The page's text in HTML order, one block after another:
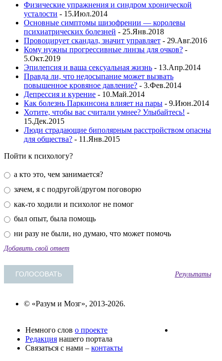
Физические упражнения и синдром хронической
усталости - 15.Июл.2014
Основные симптомы шизофрении — королевы
психиатрических болезней - 25.Янв.2018
Провоцирует скандал, значит управляет - 29.Авг.2016
Кому нужны прогрессивные линзы для очков? -
5.Окт.2019
Эпилепсия и ваша сексуальная жизнь - 13.Апр.2014
Правда ли, что недосыпание может вызвать
повышенное кровяное давление? - 3.Фев.2014
Депрессия и курение - 10.Май.2014
Как болезнь Паркинсона влияет на пары - 9.Июн.2014
Хотите, чтобы вас считали умнее? Улыбайтесь! -
15.Дек.2015
Люди страдающие биполярным расстройством опасны
для общества? - 11.Янв.2015
Пойти к психологу?
а кто это, чем занимается?
зачем, я с подругой/другом поговорю
как-то ходили и психолог не помог
был опыт, была помощь
ни разу не были, но думаю, что может помочь
Добавить свой ответ
Результаты
© «Разум и Мозг», 2013-2026.
Немного слов о проекте
Редакция нашего портала
Связаться с нами – контакты